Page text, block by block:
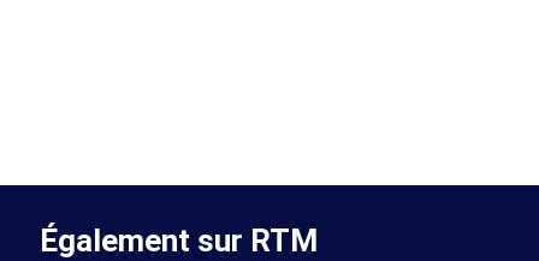
Également sur RTM